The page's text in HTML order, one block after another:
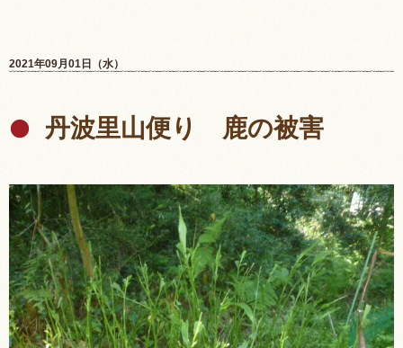
2021年09月01日（水）
丹波里山便り 鹿の被害